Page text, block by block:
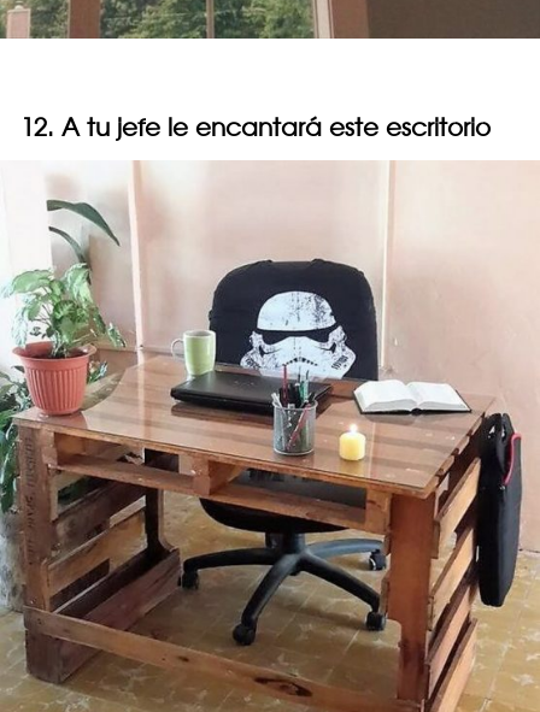
12. A tu jefe le encantará este escritorio